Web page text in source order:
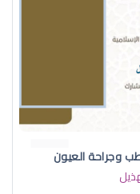
وجراحة العيون